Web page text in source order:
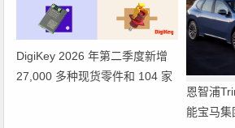
DigiKey 2026 年第二季度新增
27,000 多种现货零件和 104 家
恩智浦
能宝马